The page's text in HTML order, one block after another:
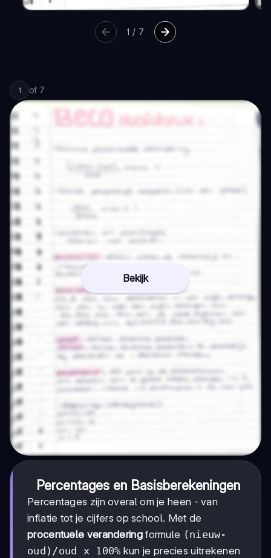
1 / 7
1 of 7
Bekijk
Percentages en Basisberekeningen
Percentages zijn overal om je heen - van
inflatie tot je cijfers op school. Met de
procentuele veranderingformule (nieuw-
oud)/oud x 100% kun je precies uitrekenen